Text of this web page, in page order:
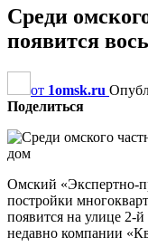
Среди
появится
от 1omsk.ru
Поделиться
Омский «Экспертно-
постройки
появится на улице 2-
недавно компании